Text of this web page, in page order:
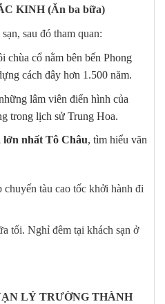
KINH (Ăn ba bữa)
sau đó tham quan:
chùa cổ nằm bên bến Phong
cách đây hơn 1.500 năm.
lâm viên điển hình của
trong lịch sử Trung Hoa.
nhất Tô Châu, tìm hiểu văn
tàu cao tốc khởi hành đi
tối. Nghỉ đêm tại khách sạn ở
LÝ TRƯỜNG THÀNH